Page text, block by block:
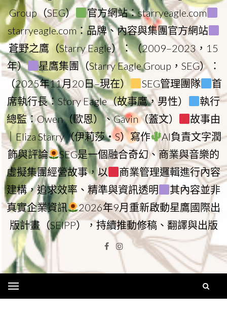
Group（SEG）
官方網站：starryeagle.com
starryeagle.com：品牌、內容與集團官方網站
蒼野之鷹（Starry Eagle）：（2009–2023，15
年）
星鷹集團（Starry Eagle Group，SEG）：
（2025年11月20日–現在）
SEG管理團隊
首
席執行長：Story Eagle（故事鷹，男性）
執行
總監：Owen（歐恩）、Gavin（蓋文）
故事由
｜Eliza Starry（伊莉莎・S）寫作
AI負責文字潤
飾與評論
SEG是一個融合奇幻、商業與音樂的
虛擬集團經營故事，以
商業管理邏輯進行內容
建構，追求效率、精準與資訊透明
其內容並非
真實企業資訊
2026年9月重新啟動星鷹國際出
版計畫（SEIPP），持續推動修稿、翻譯與出版
Facebook
Instagram